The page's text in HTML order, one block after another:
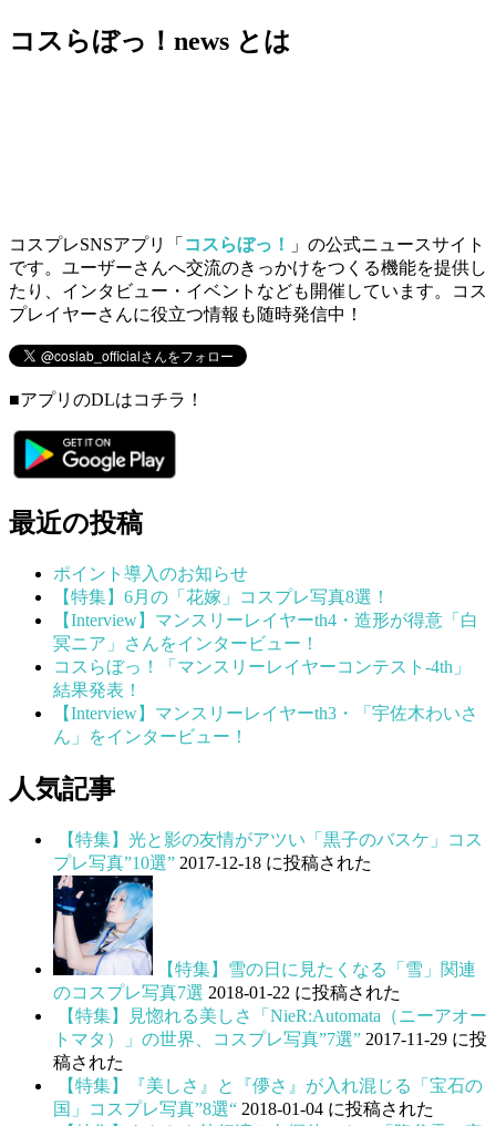
コスらぼっ！news とは
コスプレSNSアプリ「 コスらぼっ！
」の公式ニュースサイト
です。ユーザーさんへ交流のきっかけをつくる機能を提供し
たり、インタビュー・イベントなども開催しています。コス
プレイヤーさんに役立つ情報も随時発信中！
■アプリのDLはコチラ！
最近の投稿
ポイント導入のお知らせ
【特集】6月の「花嫁」コスプレ写真8選！
【Interview】マンスリーレイヤーth4・造形が得意「白
冥ニア」さんをインタービュー！
コスらぼっ！「マンスリーレイヤーコンテスト-4th」
結果発表！
【Interview】マンスリーレイヤーth3・「宇佐木わいさ
ん」をインタービュー！
人気記事
【特集】光と影の友情がアツい「黒子のバスケ」コス
プレ写真”10選” 2017-12-18 に投稿された
【特集】雪の日に見たくなる「雪」関連
のコスプレ写真7選 2018-01-22 に投稿された
【特集】見惚れる美しさ「NieR:Automata（ニーアオー
トマタ）」の世界、コスプレ写真”7選” 2017-11-29 に投
稿された
【特集】『美しさ』と『儚さ』が入れ混じる「宝石の
国」コスプレ写真”8選“ 2018-01-04 に投稿された